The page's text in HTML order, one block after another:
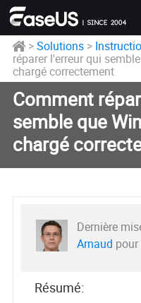
>Solutions>
réparer l'erreur qui
chargé correctement
Comment
semble que
chargé
Dernière
Arnaud pour
Résumé: